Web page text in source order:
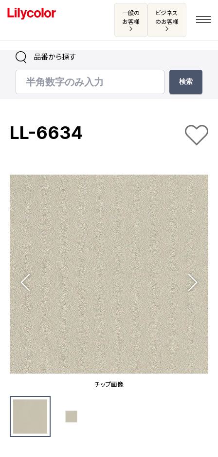
一般の
お客様
ビジネス
のお客様
ログイン・新規会員登録
お気に入り
商品を探す
商品を探す トップ
壁紙
カーテン
床材
ブランド・コレクション
Lilycolor Coordinate 着せ替えシミュレーション
カタログ一覧
カタログ一覧 トップ
壁紙
カーテン
床材
サステナブル商品
ノンワックス床タイル
壁紙機能性ガイド
施工事例
施工事例 トップ
医療・福祉施設
ホテル・オフィス・店舗
モデルハウス
新築戸建・マンション
#リリカラのある暮らし
リリカラノート
ショールーム
ショールーム トップ
東京ショールーム
大阪ショールーム
お客様サポート
お客様サポート トップ
画像ダウンロード
お役立ち資料
非住宅案件に関するお問い合わせ
品番から探す
LL-6634
チップ画像